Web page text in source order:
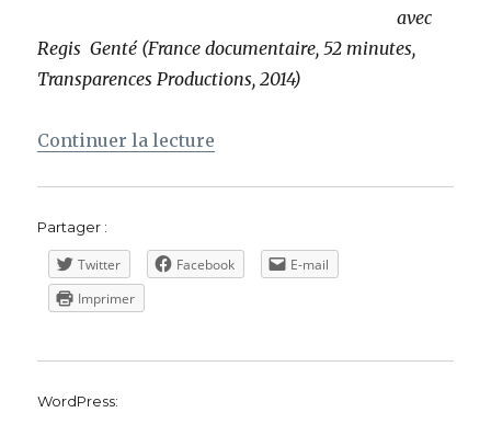
avec
Regis Genté (France documentaire, 52 minutes,
Transparences Productions, 2014)
Continuer la lecture
Partager :
Twitter Facebook
E-mail
Imprimer
WordPress: